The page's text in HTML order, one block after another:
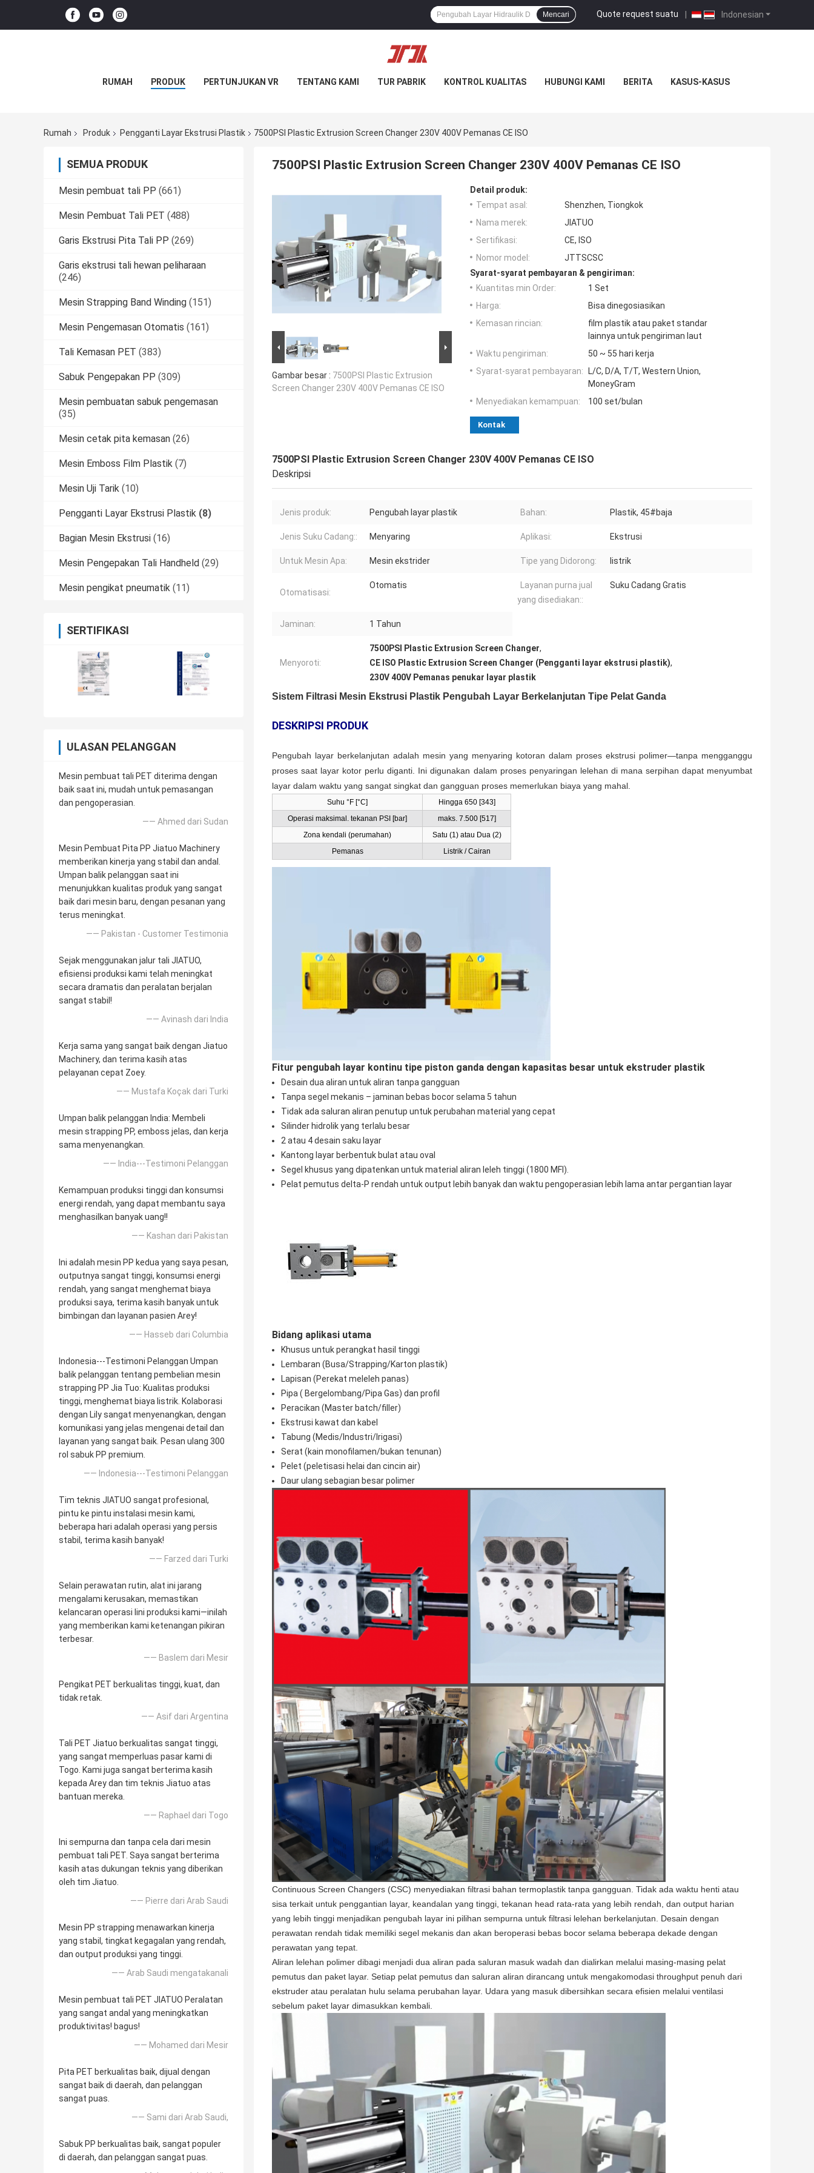
Indonesian
Quote request suatu |
Mencari
RUMAH PRODUK PERTUNJUKAN VR TENTANG KAMI TUR PABRIK KONTROL KUALITAS HUBUNGI KAMI BERITA KASUS-KASUS
Rumah Produk Pengganti Layar Ekstrusi Plastik 7500PSI Plastic Extrusion Screen Changer 230V 400V Pemanas CE ISO
SEMUA PRODUK
Mesin pembuat tali PP (661)
Mesin Pembuat Tali PET (488)
Garis Ekstrusi Pita Tali PP (269)
Garis ekstrusi tali hewan peliharaan
(246)
Mesin Strapping Band Winding (151)
Mesin Pengemasan Otomatis (161)
Tali Kemasan PET (383)
Sabuk Pengepakan PP (309)
Mesin pembuatan sabuk pengemasan
(35)
Mesin cetak pita kemasan (26)
Mesin Emboss Film Plastik (7)
Mesin Uji Tarik (10)
Pengganti Layar Ekstrusi Plastik (8)
Bagian Mesin Ekstrusi (16)
Mesin Pengepakan Tali Handheld (29)
Mesin pengikat pneumatik (11)
SERTIFIKASI
ULASAN PELANGGAN
Mesin pembuat tali PET diterima dengan
baik saat ini, mudah untuk pemasangan
dan pengoperasian.
—— Ahmed dari Sudan
Mesin Pembuat Pita PP Jiatuo Machinery
memberikan kinerja yang stabil dan andal.
Umpan balik pelanggan saat ini
menunjukkan kualitas produk yang sangat
baik dari mesin baru, dengan pesanan yang
terus meningkat.
—— Pakistan - Customer Testimonia
Sejak menggunakan jalur tali JIATUO,
efisiensi produksi kami telah meningkat
secara dramatis dan peralatan berjalan
sangat stabil!
—— Avinash dari India
Kerja sama yang sangat baik dengan Jiatuo
Machinery, dan terima kasih atas
pelayanan cepat Zoey.
—— Mustafa Koçak dari Turki
Umpan balik pelanggan India: Membeli
mesin strapping PP, emboss jelas, dan kerja
sama menyenangkan.
—— India---Testimoni Pelanggan
Kemampuan produksi tinggi dan konsumsi
energi rendah, yang dapat membantu saya
menghasilkan banyak uang!!
—— Kashan dari Pakistan
Ini adalah mesin PP kedua yang saya pesan,
outputnya sangat tinggi, konsumsi energi
rendah, yang sangat menghemat biaya
produksi saya, terima kasih banyak untuk
bimbingan dan layanan pasien Arey!
—— Hasseb dari Columbia
Indonesia---Testimoni Pelanggan Umpan
balik pelanggan tentang pembelian mesin
strapping PP Jia Tuo: Kualitas produksi
tinggi, menghemat biaya listrik. Kolaborasi
dengan Lily sangat menyenangkan, dengan
komunikasi yang jelas mengenai detail dan
layanan yang sangat baik. Pesan ulang 300
rol sabuk PP premium.
—— Indonesia---Testimoni Pelanggan
Tim teknis JIATUO sangat profesional,
pintu ke pintu instalasi mesin kami,
beberapa hari adalah operasi yang persis
stabil, terima kasih banyak!
—— Farzed dari Turki
Selain perawatan rutin, alat ini jarang
mengalami kerusakan, memastikan
kelancaran operasi lini produksi kami—inilah
yang memberikan kami ketenangan pikiran
terbesar.
—— Baslem dari Mesir
Pengikat PET berkualitas tinggi, kuat, dan
tidak retak.
—— Asif dari Argentina
Tali PET Jiatuo berkualitas sangat tinggi,
yang sangat memperluas pasar kami di
Togo. Kami juga sangat berterima kasih
kepada Arey dan tim teknis Jiatuo atas
bantuan mereka.
—— Raphael dari Togo
Ini sempurna dan tanpa cela dari mesin
pembuat tali PET. Saya sangat berterima
kasih atas dukungan teknis yang diberikan
oleh tim Jiatuo.
—— Pierre dari Arab Saudi
Mesin PP strapping menawarkan kinerja
yang stabil, tingkat kegagalan yang rendah,
dan output produksi yang tinggi.
—— Arab Saudi mengatakanali
Mesin pembuat tali PET JIATUO Peralatan
yang sangat andal yang meningkatkan
produktivitas! bagus!
—— Mohamed dari Mesir
Pita PET berkualitas baik, dijual dengan
sangat baik di daerah, dan pelanggan
sangat puas.
—— Sami dari Arab Saudi,
Sabuk PP berkualitas baik, sangat populer
di daerah, dan pelanggan sangat puas.
7500PSI Plastic Extrusion Screen Changer 230V 400V Pemanas CE ISO
Gambar besar : 7500PSI Plastic Extrusion
Screen Changer 230V 400V Pemanas CE ISO
Detail produk:
Tempat asal:
Shenzhen, Tiongkok
Nama merek:
JIATUO
Sertifikasi:
CE, ISO
Nomor model:
JTTSCSC
Syarat-syarat pembayaran & pengiriman:
Kuantitas min Order:
1 Set
Harga:
Bisa dinegosiasikan
Kemasan rincian:
film plastik atau paket standar
lainnya untuk pengiriman laut
Waktu pengiriman:
50 ~ 55 hari kerja
Syarat-syarat pembayaran:
L/C, D/A, T/T, Western Union,
MoneyGram
Menyediakan kemampuan:
100 set/bulan
Kontak
7500PSI Plastic Extrusion Screen Changer 230V 400V Pemanas CE ISO
Deskripsi
Jenis produk: Pengubah layar plastik Bahan: Plastik, 45#baja
Jenis Suku Cadang:: Menyaring Aplikasi: Ekstrusi
Untuk Mesin Apa: Mesin ekstrider Tipe yang Didorong: listrik
Otomatisasi:
Otomatis
Layanan purna jual
yang disediakan::
Suku Cadang Gratis
Jaminan: 1 Tahun
Menyoroti:
7500PSI Plastic Extrusion Screen Changer,
CE ISO Plastic Extrusion Screen Changer (Pengganti layar ekstrusi plastik),
230V 400V Pemanas penukar layar plastik
Sistem Filtrasi Mesin Ekstrusi Plastik Pengubah Layar Berkelanjutan Tipe Pelat Ganda
DESKRIPSI PRODUK
Pengubah layar berkelanjutan adalah mesin yang menyaring kotoran dalam proses ekstrusi polimer—tanpa mengganggu
proses saat layar kotor perlu diganti. Ini digunakan dalam proses penyaringan lelehan di mana serpihan dapat menyumbat
layar dalam waktu yang sangat singkat dan gangguan proses memerlukan biaya yang mahal.
Suhu °F [°C]
Hingga 650 [343]
Operasi maksimal. tekanan PSI [bar]
maks. 7.500 [517]
Zona kendali (perumahan)
Satu (1) atau Dua (2)
Pemanas
Listrik / Cairan
Fitur pengubah layar kontinu tipe piston ganda dengan kapasitas besar untuk ekstruder plastik
Desain dua aliran untuk aliran tanpa gangguan
Tanpa segel mekanis – jaminan bebas bocor selama 5 tahun
Tidak ada saluran aliran penutup untuk perubahan material yang cepat
Silinder hidrolik yang terlalu besar
2 atau 4 desain saku layar
Kantong layar berbentuk bulat atau oval
Segel khusus yang dipatenkan untuk material aliran leleh tinggi (1800 MFI).
Pelat pemutus delta-P rendah untuk output lebih banyak dan waktu pengoperasian lebih lama antar pergantian layar
Bidang aplikasi utama
Khusus untuk perangkat hasil tinggi
Lembaran (Busa/Strapping/Karton plastik)
Lapisan (Perekat meleleh panas)
Pipa ( Bergelombang/Pipa Gas) dan profil
Peracikan (Master batch/filler)
Ekstrusi kawat dan kabel
Tabung (Medis/Industri/Irigasi)
Serat (kain monofilamen/bukan tenunan)
Pelet (peletisasi helai dan cincin air)
Daur ulang sebagian besar polimer
Continuous Screen Changers (CSC) menyediakan filtrasi bahan termoplastik tanpa gangguan. Tidak ada waktu henti atau
sisa terkait untuk penggantian layar, keandalan yang tinggi, tekanan head rata-rata yang lebih rendah, dan output harian
yang lebih tinggi menjadikan pengubah layar ini pilihan sempurna untuk filtrasi lelehan berkelanjutan. Desain dengan
perawatan rendah tidak memiliki segel mekanis dan akan beroperasi bebas bocor selama beberapa dekade dengan
perawatan yang tepat.
Aliran lelehan polimer dibagi menjadi dua aliran pada saluran masuk wadah dan dialirkan melalui masing-masing pelat
pemutus dan paket layar. Setiap pelat pemutus dan saluran aliran dirancang untuk mengakomodasi throughput penuh dari
ekstruder atau peralatan hulu selama perubahan layar. Udara yang masuk dibersihkan secara efisien melalui ventilasi
sebelum paket layar dimasukkan kembali.